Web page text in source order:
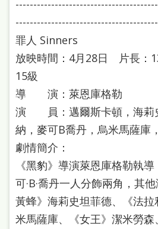
罪人 Sinners
放映時間：4月28日 片長：
15級
導 演：萊恩庫格勒
演 員：邁爾斯卡頓，海莉
納，麥可B喬丹，烏米馬薩庫
劇情簡介：
《黑豹》導演萊恩庫格勒執
可·B·喬丹一人分飾兩角，其
黃蜂》海莉史坦菲德、《法
米馬薩庫、《女王》潔米勞